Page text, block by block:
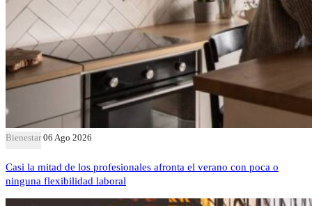
Bienestar 06 Ago 2026
Casi la mitad de los profesionales afronta el verano con poca o
ninguna flexibilidad laboral